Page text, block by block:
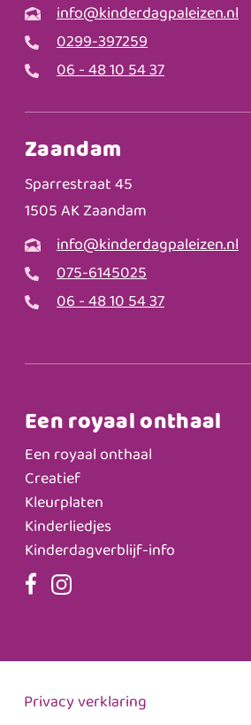
info@kinderdagpaleizen.nl
0299-397259
06 - 48 10 54 37
Zaandam
Sparrestraat 45
1505 AK Zaandam
info@kinderdagpaleizen.nl
075-6145025
06 - 48 10 54 37
Een royaal onthaal
Een royaal onthaal
Creatief
Kleurplaten
Kinderliedjes
Kinderdagverblijf-info
Privacy verklaring